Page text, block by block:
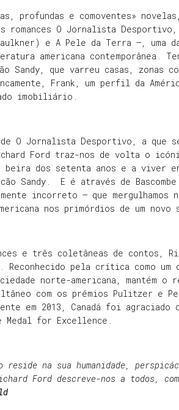
profundas e comoventes»
romances O Jornalista
e A Pele da Terra –, uma
americana contemporânea.
Sandy, que varreu casas, zonas
Frank, um perfil da
imobiliário.
O Jornalista Desportivo, a que
Ford traz-nos de volta o
dos setenta anos e a viver em
Sandy. E é através de
incorreto – que mergulhamos
nos primórdios de um novo
e três coletâneas de contos,
Reconhecido pela crítica como
norte-americana, mantém
com os prémios Pulitzer e
em 2013, Canadá foi agraciado
Medal for Excellence.
na sua humanidade,
Ford descreve-nos a todos,